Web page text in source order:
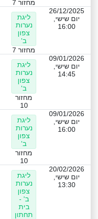
מחזור 7
26/12/2025
יום שישי,
16:00
ליגת
נערות
צפון
ב'
מחזור 7
09/01/2026
יום שישי,
14:45
ליגת
נערות
צפון
ב'
מחזור
10
09/01/2026
יום שישי,
16:00
ליגת
נערות
צפון
ב'
מחזור
10
20/02/2026
יום שישי,
13:30
ליגת
נערות
צפון
ב' -
בית
תחתון